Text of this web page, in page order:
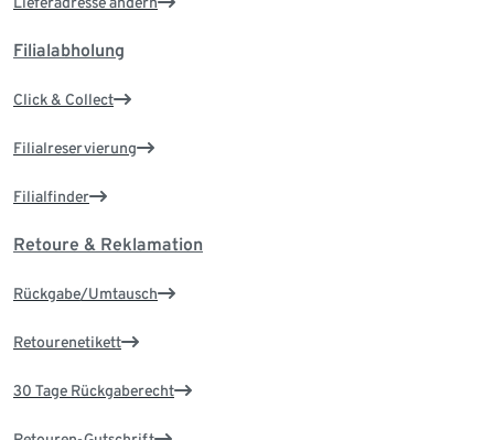
Filialabholung
Click & Collect
Filialreservierung
Filialfinder
Retoure & Reklamation
Rückgabe/Umtausch
Retourenetikett
30 Tage Rückgaberecht